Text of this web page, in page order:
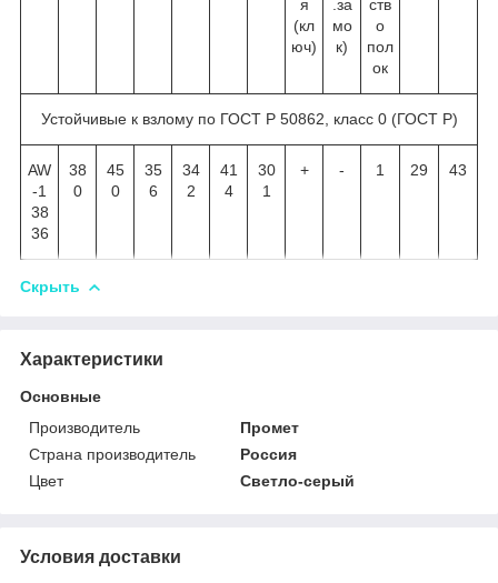
я
(кл
юч)
.за
мо
к)
ств
о
пол
ок
Устойчивые к взлому по ГОСТ Р 50862, класс 0 (ГОСТ Р)
AW
-1
38
36
38
0
45
0
35
6
34
2
41
4
30
1
+ - 1 29 43
Скрыть
Характеристики
Основные
Производитель
Промет
Страна производитель
Россия
Цвет
Светло-серый
Условия доставки